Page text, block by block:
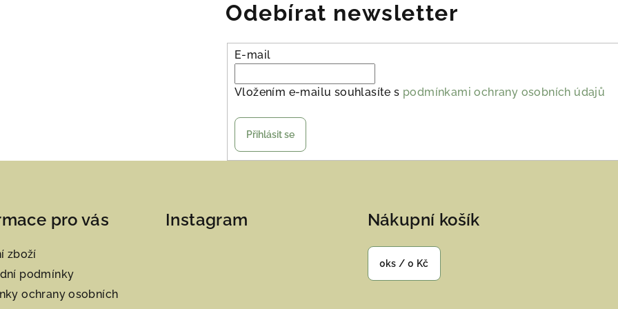
Odebírat newsletter
E-mail
Vložením e-mailu souhlasíte s podmínkami ochrany osobních údajů
Přihlásit se
pro vás
zboží
podmínky
ochrany osobních
Instagram Nákupní košík
0ks / 0 Kč